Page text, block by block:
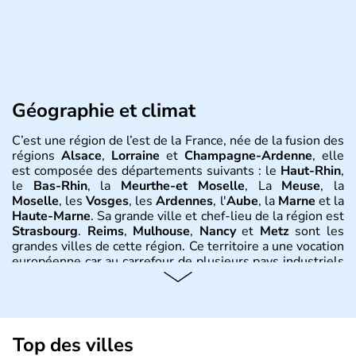
Géographie et climat
C’est une région de l’est de la France, née de la fusion des
régions Alsace, Lorraine et Champagne-Ardenne, elle
est composée des départements suivants : le Haut-Rhin,
le Bas-Rhin, la Meurthe-et Moselle, La Meuse, la
Moselle, lesVosges, lesArdennes, l'Aube, la Marne et la
Haute-Marne. Sa grande ville et chef-lieu de la région est
Strasbourg. Reims, Mulhouse, Nancyet Metzsont les
grandes villes de cette région. Ce territoire a une vocation
européenne car au carrefour de plusieurs pays industriels
Luxembourg
d’influence océanique enChampagne, continentale en
Lorraine et Alsace et plus précisément montagnarde pour
lesVosges.
Top des villes